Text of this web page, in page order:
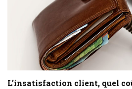
L’insatisfaction client, quel